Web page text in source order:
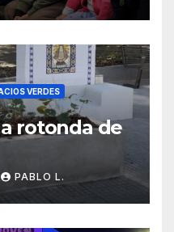
VERDES
rotonda de
PABLO L.